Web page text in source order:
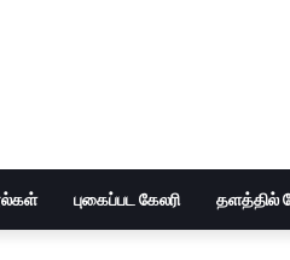
புகைப்பட கேலரி தளத்தில்